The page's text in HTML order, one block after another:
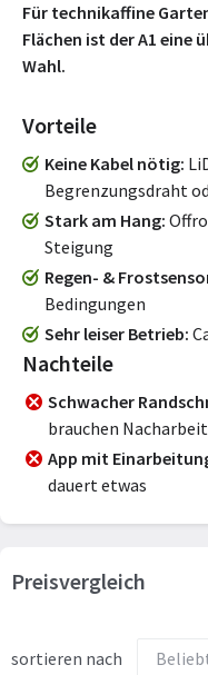
Für technikaffine
Flächen ist der A1
Wahl.
Vorteile
Keine Kabel nötig
Begrenzungsdraht
Stark am Hang
Steigung
Regen- &
Bedingungen
Sehr leiser Betrieb
Nachteile
Schwacher
brauchen Nacharbeit
App mit
dauert etwas
Preisvergleich
sortieren nach